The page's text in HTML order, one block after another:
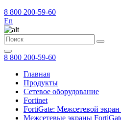
8 800 200-59-60
En
8 800 200-59-60
Главная
Продукты
Сетевое оборудование
Fortinet
FortiGate: Межсетевой
Межсетевые экраны